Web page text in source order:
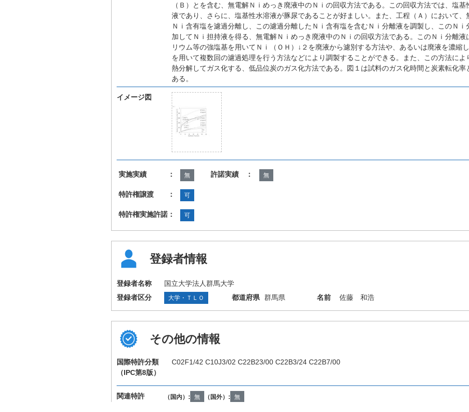
（Ｂ）とを含む、無電解Ｎｉめっき廃液中のＮｉの回収方法である。この回収方法では、塩
液であり、さらに、塩基性水溶液が豚尿であることが好ましい。また、工程（Ａ）において、
Ｎｉ含有塩を濾過分離し、この濾過分離したＮｉ含有塩を含むＮｉ分離液を調製し、このＮ
加してＮｉ担持液を得る、無電解Ｎｉめっき廃液中のＮｉの回収方法である。このＮｉ分離液
リウム等の強塩基を用いてＮｉ（ＯＨ）↓２を廃液から濾別する方法や、あるいは廃液を濃縮
を用いて複数回の濾過処理を行う方法などにより調製することができる。また、この方法によ
熱分解してガス化する、低品位炭のガス化方法である。図１は試料のガス化時間と炭素転化
ある。
イメージ図
実施実績 ： 無 許諾実績 ： 無
特許権譲渡 ： 可
特許権実施許諾： 可
登録者情報
登録者名称
国立大学法人群馬大学
登録者区分
大学・ＴＬＯ 都道府県 群馬県 名前 佐藤 和浩
その他の情報
国際特許分類
（IPC第8版）
C02F1/42 C10J3/02 C22B23/00 C22B3/24 C22B7/00
関連特許 （国内）: 無 （国外）: 無